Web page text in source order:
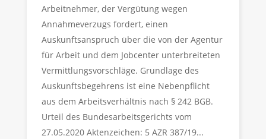
Arbeitnehmer, der Vergütung wegen
Annahmeverzugs fordert, einen
Auskunftsanspruch über die von der Agentur
für Arbeit und dem Jobcenter unterbreiteten
Vermittlungsvorschläge. Grundlage des
Auskunftsbegehrens ist eine Nebenpflicht
aus dem Arbeitsverhältnis nach § 242 BGB.
Urteil des Bundesarbeitsgerichts vom
27.05.2020 Aktenzeichen: 5 AZR 387/19...